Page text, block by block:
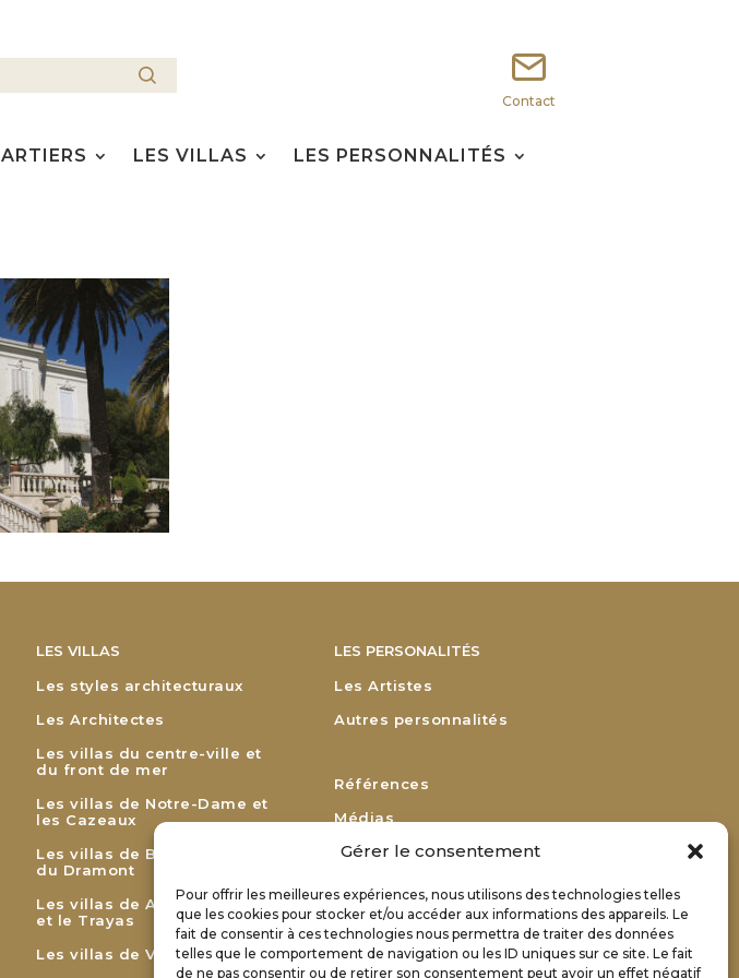
Gérer le consentement
Pour offrir les meilleures expériences, nous utilisons des technologies telles
que les cookies pour stocker et/ou accéder aux informations des appareils. Le
fait de consentir à ces technologies nous permettra de traiter des données
telles que le comportement de navigation ou les ID uniques sur ce site. Le fait
de ne pas consentir ou de retirer son consentement peut avoir un effet négatif
Contact
LES VILLAS LES PERSONNALITÉS
LES VILLAS
Les styles architecturaux
Les Architectes
Les villas du centre-ville et
du front de mer
Les villas de Notre-Dame et
les Cazeaux
Les villas de Boulouris et
du Dramont
Les villas de Agay, Anthéor
et le Trayas
Les villas de Valescure
LES PERSONALITÉS
Les Artistes
Autres personnalités
Références
Médias
Remerciements
Bulletin d’adhésion
Bulletin de renouvellement
Contact